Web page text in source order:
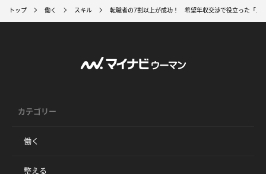
トップ 働く スキル 転職者の7割以上が成功！ 希望年収交渉で役立った「ス
カテゴリー
働く
整える